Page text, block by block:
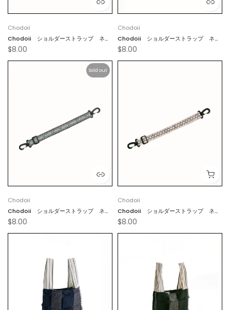
Chodoii
Chodoii ショルダーストラップ ネイ
ティブオレンジ
$8.00
Chodoii
Chodoii ショルダーストラップ ネイ
ティブブラウン
$8.00
Sold out
Chodoii
Chodoii ショルダーストラップ ネイ
ティブブラック
$8.00
Chodoii
Chodoii ショルダーストラップ ネイ
ティブホワイト
$8.00